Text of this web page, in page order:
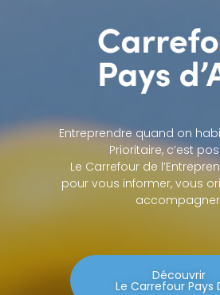
Entreprendre quand on
Prioritaire, c’est
Le Carrefour de
pour vous informer, vous
Découvrir
Le Carrefour Pays